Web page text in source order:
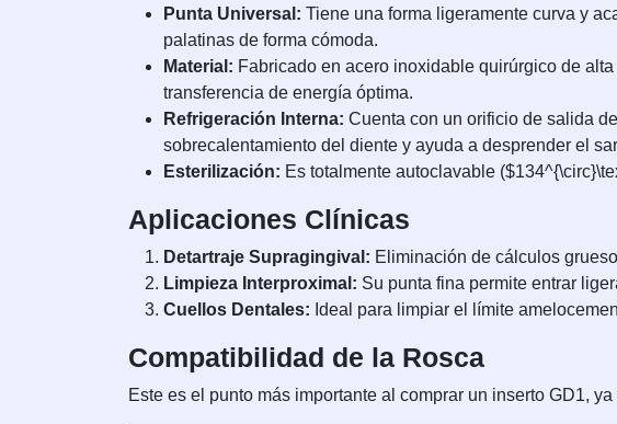
Punta Universal: Tiene una forma ligeramente curva y
palatinas de forma cómoda.
Material: Fabricado en acero inoxidable quirúrgico de
transferencia de energía óptima.
Refrigeración Interna: Cuenta con un orificio de salida
sobrecalentamiento del diente y ayuda a desprender el
Esterilización: Es totalmente autoclavable
Aplicaciones Clínicas
Detartraje Supragingival: Eliminación de cálculos
Limpieza Interproximal: Su punta fina permite entrar
Cuellos Dentales: Ideal para limpiar el límite
Compatibilidad de la Rosca
Este es el punto más importante al comprar un inserto GD1,